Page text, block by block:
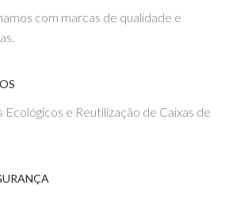
com marcas de qualidade e
Ecológicos e Reutilização de Caixas de